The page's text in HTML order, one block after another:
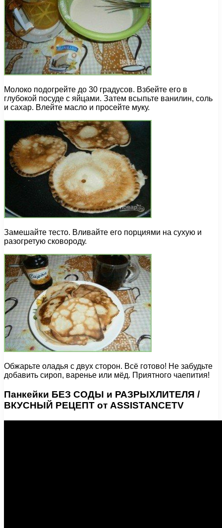
Молоко подогрейте до 30 градусов. Взбейте его в
глубокой посуде с яйцами. Затем всыпьте ванилин, соль
и сахар. Влейте масло и просейте муку.
Замешайте тесто. Вливайте его порциями на сухую и
разогретую сковороду.
Обжарьте оладья с двух сторон. Всё готово! Не забудьте
добавить сироп, варенье или мёд. Приятного чаепития!
Панкейки БЕЗ СОДЫ и РАЗРЫХЛИТЕЛЯ /
ВКУСНЫЙ РЕЦЕПТ от ASSISTANCETV